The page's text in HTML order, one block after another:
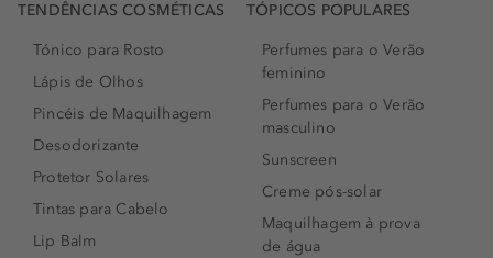
TENDÊNCIAS COSMÉTICAS
Tónico para Rosto
Lápis de Olhos
Pincéis de Maquilhagem
Desodorizante
Protetor Solares
Tintas para Cabelo
Lip Balm
TÓPICOS POPULARES
Perfumes para o Verão
feminino
Perfumes para o Verão
masculino
Sunscreen
Creme pós-solar
Maquilhagem à prova
de água